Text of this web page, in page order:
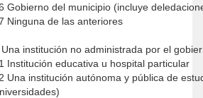
Gobierno del municipio (incluye
Ninguna de las anteriores
Una institución no administrada por el
Institución educativa u hospital particular
Una institución autónoma y pública de